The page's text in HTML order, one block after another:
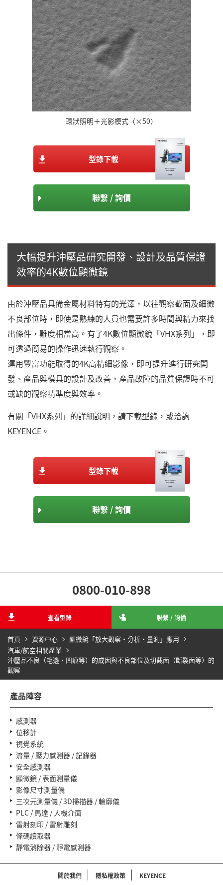
首頁 資源中心
顯微鏡「放大觀察‧分析‧量測」應用
汽車/航空相關產業
沖壓品不良（毛邊、凹痕等）的成因與不良部位及切截面（斷裂面等）的
觀察
環狀照明＋光影模式（×50）
型錄下載
聯繫 / 詢價
大幅提升沖壓品研究開發、設計及品質保證
效率的4K數位顯微鏡
由於沖壓品具備金屬材料特有的光澤，以往觀察截面及細微
不良部位時，即使是熟練的人員也需要許多時間與精力來找
出條件，難度相當高。有了4K數位顯微鏡「VHX系列」，即
可透過簡易的操作迅速執行觀察。
運用豐富功能取得的4K高精細影像，即可提升進行研究開
發、產品與模具的設計及改善，產品故障的品質保證時不可
或缺的觀察精準度與效率。
有關「VHX系列」的詳細說明，請下載型錄，或洽詢
KEYENCE。
型錄下載
聯繫 / 詢價
0800-010-898
查看型錄 聯繫 / 詢價
產品陣容
感測器
位移計
視覺系統
流量 / 壓力感測器 / 記錄器
安全感測器
顯微鏡 / 表面測量儀
影像尺寸測量儀
三次元測量儀 / 3D掃描器 / 輪廓儀
PLC / 馬達 / 人機介面
雷射刻印 / 雷射雕刻
條碼讀取器
靜電消除器 / 靜電感測器
關於我們 隱私權政策
KEYENCE